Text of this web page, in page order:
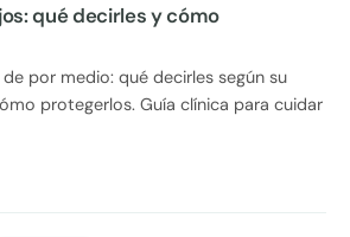
qué decirles y cómo
por medio: qué decirles según su
protegerlos. Guía clínica para cuidar